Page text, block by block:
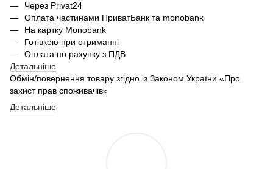
Через Privat24
Оплата частинами ПриватБанк та monobank
На картку Monobank
Готівкою при отриманні
Оплата по рахунку з ПДВ
Детальніше
Обмін/повернення товару згідно із Законом України «Про
захист прав споживачів»
Детальніше